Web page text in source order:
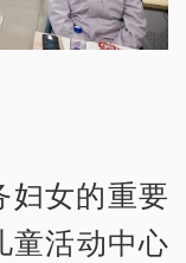
妇女的重要
童活动中心